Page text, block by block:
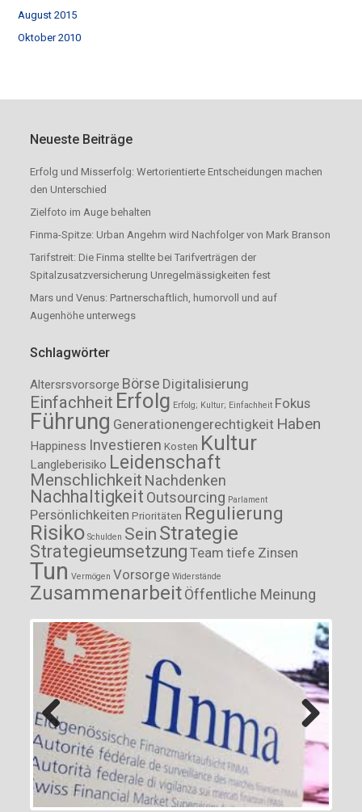
August 2015
Oktober 2010
Neueste Beiträge
Erfolg und Misserfolg: Wertorientierte Entscheidungen machen
den Unterschied
Zielfoto im Auge behalten
Finma-Spitze: Urban Angehrn wird Nachfolger von Mark Branson
Tarifstreit: Die Finma stellte bei Tarifverträgen der
Spitalzusatzversicherung Unregelmässigkeiten fest
Mars und Venus: Partnerschaftlich, humorvoll und auf
Augenhöhe unterwegs
Schlagwörter
Altersrsvorsorge Börse Digitalisierung
Einfachheit Erfolg Erfolg; Kultur; Einfachheit Fokus
Führung Generationengerechtigkeit Haben
Happiness Investieren Kosten Kultur
Langleberisiko Leidenschaft
Menschlichkeit Nachdenken
Nachhaltigkeit Outsourcing Parlament
Persönlichkeiten Prioritäten Regulierung
Risiko Schulden Sein Strategie
Strategieumsetzung Team tiefe Zinsen
Tun Vermögen Vorsorge Widerstände
ZusammenarbeitÖffentliche Meinung
Previous Next